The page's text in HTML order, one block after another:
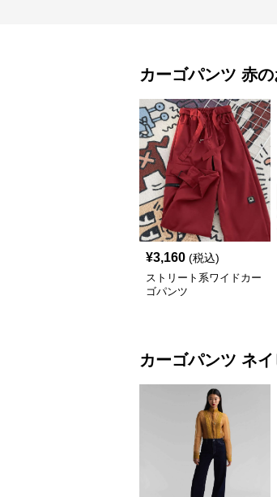
カーゴパンツ 赤の
¥3,160 (税込)
ストリート系ワイドカー
ゴパンツ
カーゴパンツ ネ